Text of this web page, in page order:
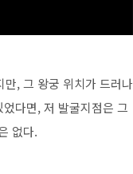
, 그 왕궁 위치가 드러나
다면, 저 발굴지점은 그
없다.